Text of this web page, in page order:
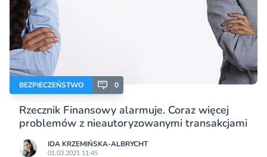
BEZPIECZEŃSTWO 0
Rzecznik Finansowy alarmuje. Coraz więcej
problemów z nieautoryzowanymi transakcjami
IDA KRZEMIŃSKA-ALBRYCHT
01.03.2021 11:45